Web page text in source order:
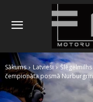
Sākums Latvieši
čempionāta posmā